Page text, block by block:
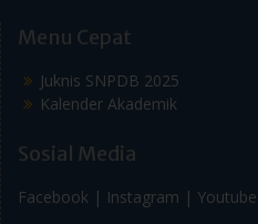
Menu Cepat
Juknis SNPDB 2025
Kalender Akademik
Sosial Media
Facebook | Instagram | Youtube